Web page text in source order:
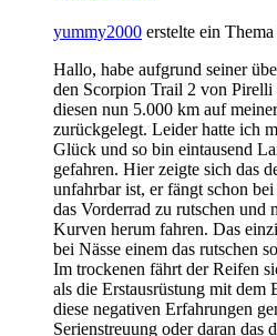
yummy2000 erstelte ein
Hallo, habe aufgrund seiner
den Scorpion Trail 2 von Pirelli
diesen nun 5.000 km auf
zurückgelegt. Leider hatte ich
Glück und so bin eintausend
gefahren. Hier zeigte sich das
unfahrbar ist, er fängt schon
das Vorderrad zu rutschen und
Kurven herum fahren. Das
bei Nässe einem das rutschen
Im trockenen fährt der Reifen
als die Erstausrüstung mit dem
diese negativen Erfahrungen
Serienstreuung oder daran das